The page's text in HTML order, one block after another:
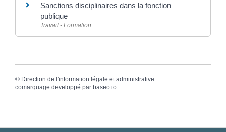
Sanctions disciplinaires dans la fonction
publique
Travail - Formation
© Direction de l'information légale et administrative
comarquage developpé par baseo.io